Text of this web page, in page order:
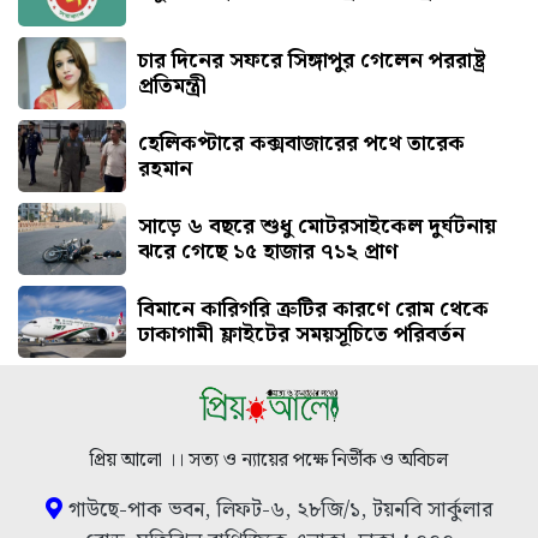
চার দিনের সফরে সিঙ্গাপুর গেলেন পররাষ্ট্র
প্রতিমন্ত্রী
হেলিকপ্টারে কক্সবাজারের পথে তারেক
রহমান
সাড়ে ৬ বছরে শুধু মোটরসাইকেল দুর্ঘটনায়
ঝরে গেছে ১৫ হাজার ৭১২ প্রাণ
বিমানে কারিগরি ত্রুটির কারণে রোম থেকে
ঢাকাগামী ফ্লাইটের সময়সূচিতে পরিবর্তন
প্রিয় আলো ।। সত্য ও ন্যায়ের পক্ষে নির্ভীক ও অবিচল
গাউছে-পাক ভবন, লিফট-৬, ২৮জি/১, টয়নবি সার্কুলার